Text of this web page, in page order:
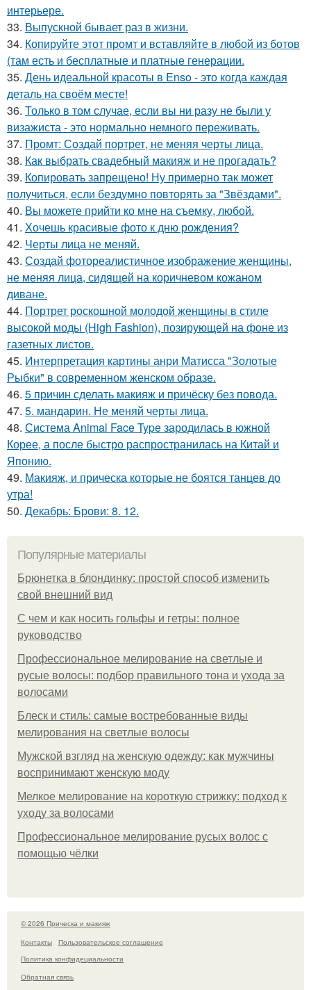
интерьере.
33. Выпускной бывает раз в жизни.
34. Копируйте этот промт и вставляйте в любой из ботов
(там есть и бесплатные и платные генерации.
35. День идеальной красоты в Enso - это когда каждая
деталь на своём месте!
36. Только в том случае, если вы ни разу не были у
визажиста - это нормально немного переживать.
37. Промт: Создай портрет, не меняя черты лица.
38. Как выбрать свадебный макияж и не прогадать?
39. Копировать запрещено! Ну примерно так может
получиться, если бездумно повторять за "Звёздами".
40. Вы можете прийти ко мне на съемку, любой.
41. Хочешь красивые фото к дню рождения?
42. Черты лица не меняй.
43. Создай фотореалистичное изображение женщины,
не меняя лица, сидящей на коричневом кожаном
диване.
44. Портрет роскошной молодой женщины в стиле
высокой моды (High Fashion), позирующей на фоне из
газетных листов.
45. Интерпретация картины анри Матисса "Золотые
Рыбки" в современном женском образе.
46. 5 причин сделать макияж и причёску без повода.
47. 5. мандарин. Не меняй черты лица.
48. Система Animal Face Type зародилась в южной
Корее, а после быстро распространилась на Китай и
Японию.
49. Макияж, и прическа которые не боятся танцев до
утра!
50. Декабрь: Брови: 8. 12.
Популярные материалы
Брюнетка в блондинку: простой способ изменить
свой внешний вид
С чем и как носить гольфы и гетры: полное
руководство
Профессиональное мелирование на светлые и
русые волосы: подбор правильного тона и ухода за
волосами
Блеск и стиль: самые востребованные виды
мелирования на светлые волосы
Мужской взгляд на женскую одежду: как мужчины
воспринимают женскую моду
Мелкое мелирование на короткую стрижку: подход к
уходу за волосами
Профессиональное мелирование русых волос с
помощью чёлки
© 2026 Прическа и макияж
Контакты
Пользовательское соглашение
Политика конфидециальности
Обратная связь